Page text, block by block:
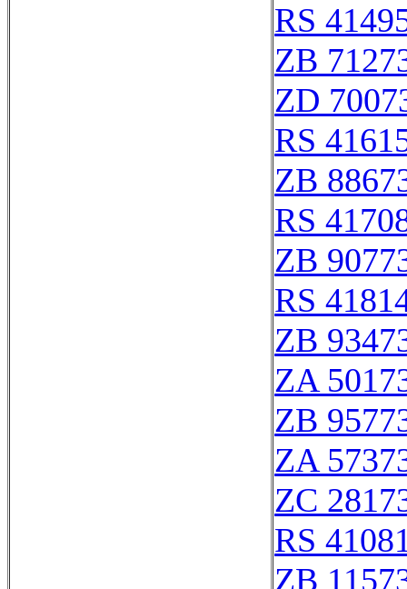
RS
ZB
ZD
RS
ZB
RS
ZB
RS
ZB
ZA
ZB
ZA
ZC
RS
ZB